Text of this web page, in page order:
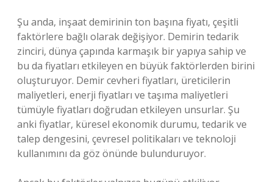
Şu anda, inşaat demirinin ton başına fiyatı, çeşitli
faktörlere bağlı olarak değişiyor. Demirin tedarik
zinciri, dünya çapında karmaşık bir yapıya sahip ve
bu da fiyatları etkileyen en büyük faktörlerden birini
oluşturuyor. Demir cevheri fiyatları, üreticilerin
maliyetleri, enerji fiyatları ve taşıma maliyetleri
tümüyle fiyatları doğrudan etkileyen unsurlar. Şu
anki fiyatlar, küresel ekonomik durumu, tedarik ve
talep dengesini, çevresel politikaları ve teknoloji
kullanımını da göz önünde bulunduruyor.